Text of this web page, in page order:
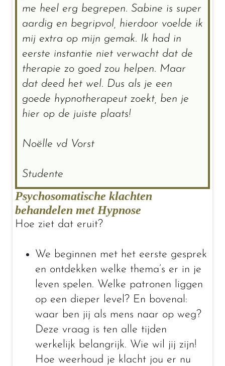
me heel erg begrepen. Sabine is super
aardig en begripvol, hierdoor voelde ik
mij extra op mijn gemak. Ik had in
eerste instantie niet verwacht dat de
therapie zo goed zou helpen. Maar
dat deed het wel. Dus als je een
goede hypnotherapeut zoekt, ben je
hier op de juiste plaats!
Noëlle vd Vorst
Studente
Psychosomatische klachten
behandelen met Hypnose
Hoe ziet dat eruit?
We beginnen met het eerste gesprek
en ontdekken welke thema’s er in je
leven spelen. Welke patronen liggen
op een dieper level? En bovenal:
waar ben jij als mens naar op weg?
Deze vraag is ten alle tijden
werkelijk belangrijk. Wie wil jij zijn!
Hoe weerhoud je klacht jou er nu